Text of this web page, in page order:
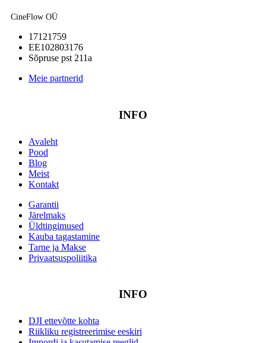
CineFlow OÜ
17121759
EE102803176
Sõpruse pst 211a
Meie partnerid
INFO
Avaleht
Pood
Blog
Meist
Kontakt
Garantii
Järelmaks
Üldtingimused
Kauba tagastamine
Tarne ja Makse
Privaatsuspoliitika
INFO
DJI ettevõtte kohta
Riikliku registreerimise eeskiri